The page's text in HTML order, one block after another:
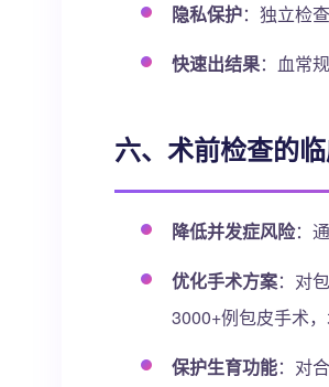
隐私保护：独立检
快速出结果：血常
六、术前检查的
降低并发症风险：
优化手术方案：对
3000+例包皮手术
保护生育功能：对